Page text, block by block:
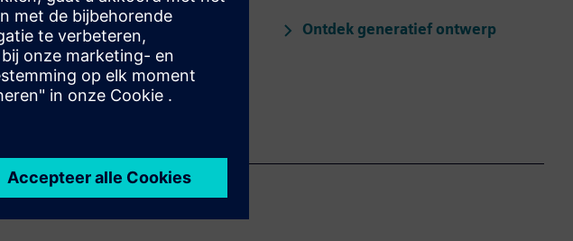
meerdere ontwerpopties te
voor doelen zoals
selecteren en verfijnen,
oplossingen mogelijk worden
Ontdek generatief ontwerp